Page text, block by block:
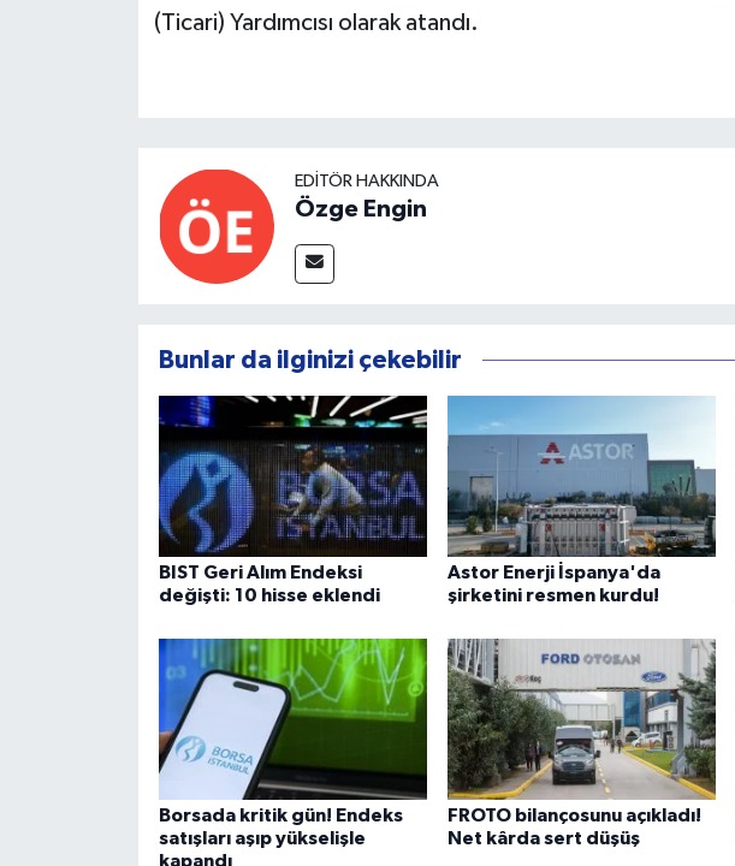
(Ticari) Yardımcısı olarak atandı.
EDITÖR HAKKINDA
Özge Engin
Bunlar da ilginizi çekebilir
BIST Geri Alım Endeksi
değişti: 10 hisse eklendi
Astor Enerji İspanya'da
şirketini resmen kurdu!
Borsada kritik gün! Endeks
satışları aşıp yükselişle
kapandı
FROTO bilançosunu açıkladı!
Net kârda sert düşüş